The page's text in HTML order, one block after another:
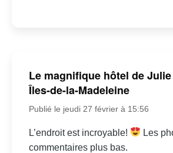
Le magnifique hôtel de
Îles-de-la-Madeleine
Publié le jeudi 27 février à 15:56
L’endroit est incroyable!
Les
commentaires plus bas.